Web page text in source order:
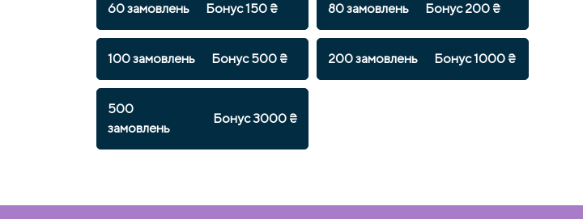
60 замовлень Бонус 150 ₴ 80 замовлень Бонус 200 ₴
100 замовлень Бонус 500 ₴ 200 замовлень Бонус 1000 ₴
500
замовлень
Бонус 3000 ₴